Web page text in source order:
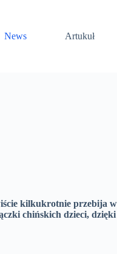
News Artukuł
kilkukrotnie przebija
chińskich dzieci,